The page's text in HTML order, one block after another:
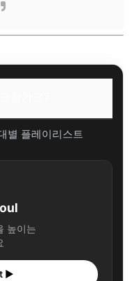
별 플레이리스트
높이는
▶